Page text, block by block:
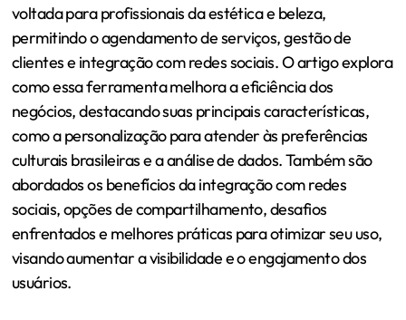
voltada para profissionais da estética e beleza,
permitindo o agendamento de serviços, gestão de
clientes e integração com redes sociais. O artigo explora
como essa ferramenta melhora a eficiência dos
negócios, destacando suas principais características,
como a personalização para atender às preferências
culturais brasileiras e a análise de dados. Também são
abordados os benefícios da integração com redes
sociais, opções de compartilhamento, desafios
enfrentados e melhores práticas para otimizar seu uso,
visando aumentar a visibilidade e o engajamento dos
usuários.